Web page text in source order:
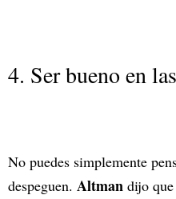
4. Ser bueno en
No puedes simplemente
despeguen. Altman dijo que